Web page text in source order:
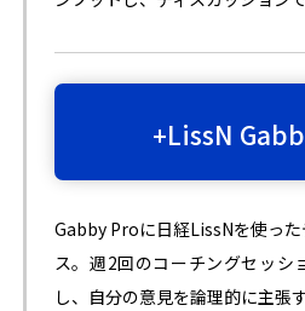
+LissN
Gabby Proに日経LissNを使っ
ス。週2回のコーチングセッシ
し、自分の意見を論理的に主張